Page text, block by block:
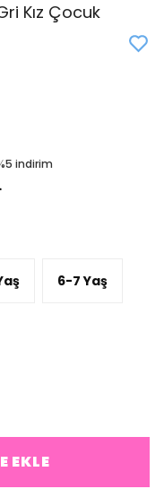
Kız Çocuk
indirim
6-7 Yaş
EKLE